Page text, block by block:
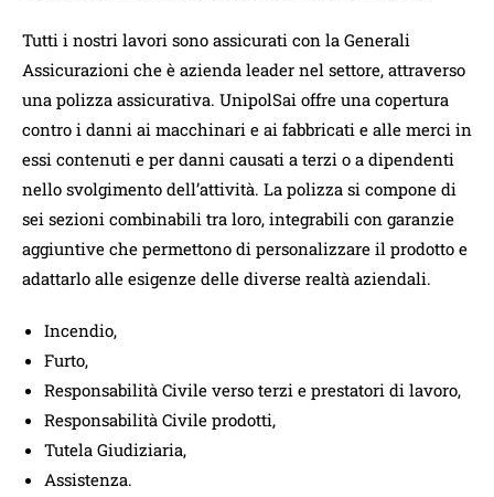
Tutti i nostri lavori sono assicurati con la Generali
Assicurazioni che è azienda leader nel settore, attraverso
una polizza assicurativa. UnipolSai offre una copertura
contro i danni ai macchinari e ai fabbricati e alle merci in
essi contenuti e per danni causati a terzi o a dipendenti
nello svolgimento dell’attività. La polizza si compone di
sei sezioni combinabili tra loro, integrabili con garanzie
aggiuntive che permettono di personalizzare il prodotto e
adattarlo alle esigenze delle diverse realtà aziendali.
Incendio,
Furto,
Responsabilità Civile verso terzi e prestatori di lavoro,
Responsabilità Civile prodotti,
Tutela Giudiziaria,
Assistenza.